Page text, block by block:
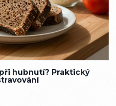
hubnutí? Praktický